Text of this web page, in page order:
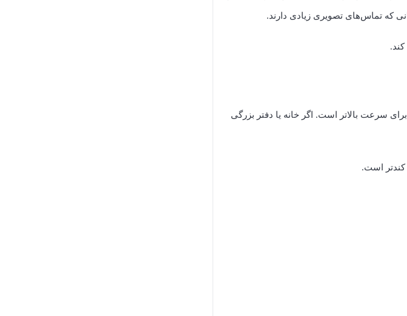
مودم‌های جدید وای‌فای دو بانده (Dual Band) دارند که شامل باند 2.4GHz برای برد بیشتر و باند 5GHz برای سرعت بالاتر است. اگر خانه یا دفتر بزرگی